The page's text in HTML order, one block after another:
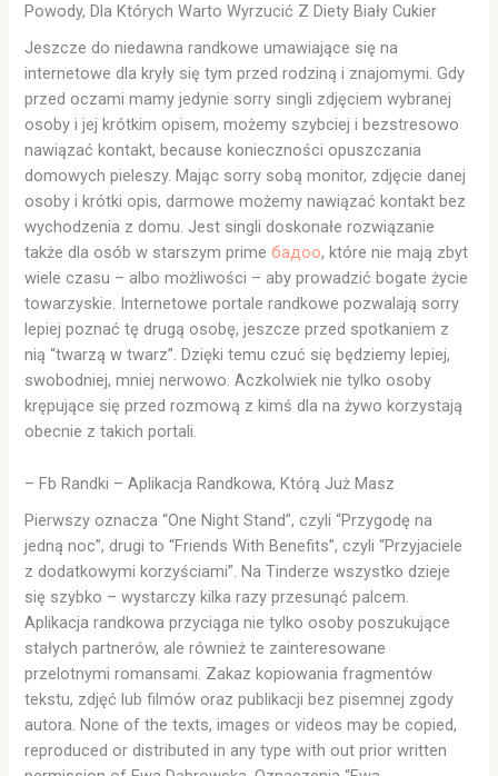
Powody, Dla Których Warto Wyrzucić Z Diety Biały Cukier
Jeszcze do niedawna randkowe umawiające się na
internetowe dla kryły się tym przed rodziną i znajomymi. Gdy
przed oczami mamy jedynie sorry singli zdjęciem wybranej
osoby i jej krótkim opisem, możemy szybciej i bezstresowo
nawiązać kontakt, because konieczności opuszczania
domowych pieleszy. Mając sorry sobą monitor, zdjęcie danej
osoby i krótki opis, darmowe możemy nawiązać kontakt bez
wychodzenia z domu. Jest singli doskonałe rozwiązanie
także dla osób w starszym primeбадоо, które nie mają zbyt
wiele czasu – albo możliwości – aby prowadzić bogate życie
towarzyskie. Internetowe portale randkowe pozwalają sorry
lepiej poznać tę drugą osobę, jeszcze przed spotkaniem z
nią “twarzą w twarz”. Dzięki temu czuć się będziemy lepiej,
swobodniej, mniej nerwowo. Aczkolwiek nie tylko osoby
krępujące się przed rozmową z kimś dla na żywo korzystają
obecnie z takich portali.
– Fb Randki – Aplikacja Randkowa, Którą Już Masz
Pierwszy oznacza “One Night Stand”, czyli “Przygodę na
jedną noc”, drugi to “Friends With Benefits”, czyli “Przyjaciele
z dodatkowymi korzyściami”. Na Tinderze wszystko dzieje
się szybko – wystarczy kilka razy przesunąć palcem.
Aplikacja randkowa przyciąga nie tylko osoby poszukujące
stałych partnerów, ale również te zainteresowane
przelotnymi romansami. Zakaz kopiowania fragmentów
tekstu, zdjęć lub filmów oraz publikacji bez pisemnej zgody
autora. None of the texts, images or videos may be copied,
reproduced or distributed in any type with out prior written